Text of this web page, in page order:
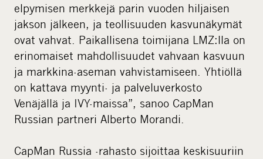
elpymisen merkkejä parin vuoden hiljaisen
jakson jälkeen, ja teollisuuden kasvunäkymät
ovat vahvat. Paikallisena toimijana LMZ:lla on
erinomaiset mahdollisuudet vahvaan kasvuun
ja markkina-aseman vahvistamiseen. Yhtiöllä
on kattava myynti- ja palveluverkosto
Venäjällä ja IVY-maissa”, sanoo CapMan
Russian partneri Alberto Morandi.
CapMan Russia -rahasto sijoittaa keskisuuriin